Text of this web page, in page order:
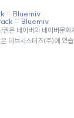
수 없는 경우는
:: Bluemiv
:: Bluemiv
은 네이버와 네이버문화
데브시스터즈(주)에 있